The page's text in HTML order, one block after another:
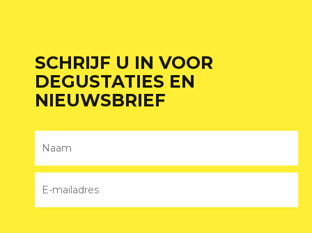
SCHRIJF U IN VOOR
DEGUSTATIES EN
NIEUWSBRIEF